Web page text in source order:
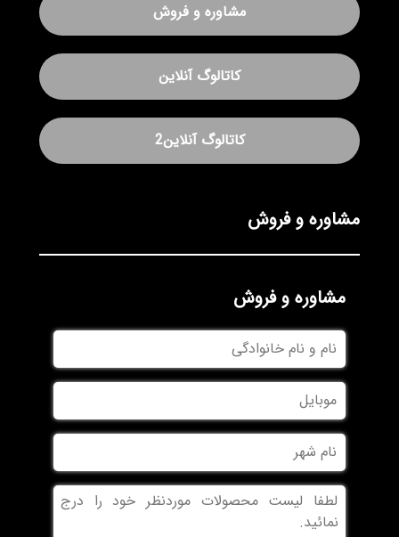
مشاوره و فروش
کاتالوگ آنلاین
کاتالوگ آنلاین2
مشاوره و فروش
مشاوره و فروش
نام
و
نام
خانوادگی
موبایل
نام
شهر
بدون
عنوان